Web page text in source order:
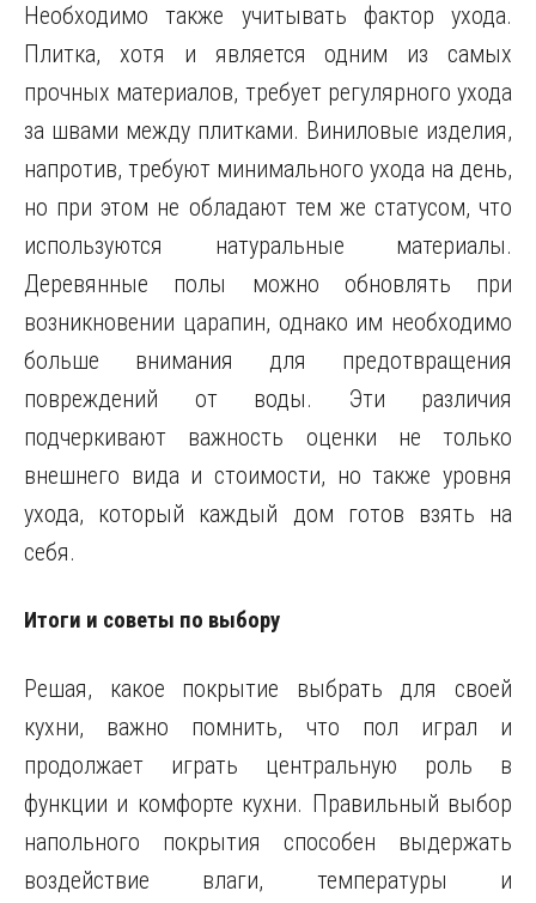
Необходимо также учитывать фактор ухода.
Плитка, хотя и является одним из самых
прочных материалов, требует регулярного ухода
за швами между плитками. Виниловые изделия,
напротив, требуют минимального ухода на день,
но при этом не обладают тем же статусом, что
используются натуральные материалы.
Деревянные полы можно обновлять при
возникновении царапин, однако им необходимо
больше внимания для предотвращения
повреждений от воды. Эти различия
подчеркивают важность оценки не только
внешнего вида и стоимости, но также уровня
ухода, который каждый дом готов взять на
себя.
Итоги и советы по выбору
Решая, какое покрытие выбрать для своей
кухни, важно помнить, что пол играл и
продолжает играть центральную роль в
функции и комфорте кухни. Правильный выбор
напольного покрытия способен выдержать
воздействие влаги, температуры и